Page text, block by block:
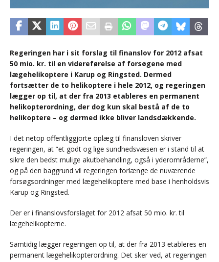
Regeringen har i sit forslag til finanslov for 2012 afsat
50 mio. kr. til en videreførelse af forsøgene med
lægehelikoptere i Karup og Ringsted. Dermed
fortsætter de to helikoptere i hele 2012, og regeringen
lægger op til, at der fra 2013 etableres en permanent
helikopterordning, der dog kun skal bestå af de to
helikoptere – og dermed ikke bliver landsdækkende.
I det netop offentliggjorte oplæg til finansloven skriver
regeringen, at ”et godt og lige sundhedsvæsen er i stand til at
sikre den bedst mulige akutbehandling, også i yderområderne”,
og på den baggrund vil regeringen forlænge de nuværende
forsøgsordninger med lægehelikoptere med base i henholdsvis
Karup og Ringsted.
Der er i finanslovsforslaget for 2012 afsat 50 mio. kr. til
lægehelikopterne.
Samtidig lægger regeringen op til, at der fra 2013 etableres en
permanent lægehelikopterordning. Det sker ved, at regeringen